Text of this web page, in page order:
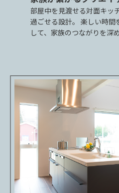
部屋中を見渡せる対面キッ
過ごせる設計。 楽しい時
して、家族のつながりを深め